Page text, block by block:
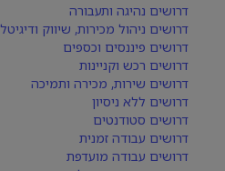
דרושים נהיגה ותעבורה
דרושים ניהול מכירות, שיווק ודיגיטל
דרושים פיננסים וכספים
דרושים רכש וקניינות
דרושים שירות, מכירה ותמיכה
דרושים ללא ניסיון
דרושים סטודנטים
דרושים עבודה זמנית
דרושים עבודה מועדפת